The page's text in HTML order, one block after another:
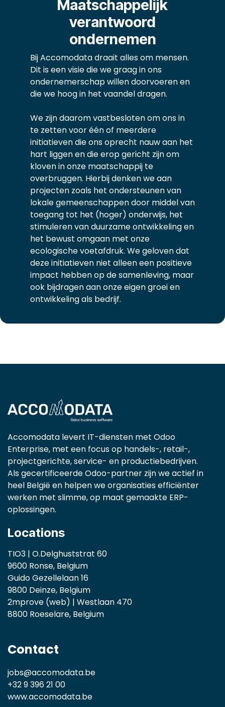
Maatschappelijk
verantwoord
ondernemen
Bij Accomodata draait alles om mensen.
Dit is een visie die we graag in ons
ondernemerschap willen doorvoeren en
die we hoog in het vaandel dragen.
We zijn daarom vastbesloten om ons in
te zetten voor één of meerdere
initiatieven die ons oprecht nauw aan het
hart liggen en die erop gericht zijn om
kloven in onze maatschappij te
overbruggen. Hierbij denken we aan
projecten zoals het ondersteunen van
lokale gemeenschappen door middel van
toegang tot het (hoger) onderwijs, het
stimuleren van duurzame ontwikkeling en
het bewust omgaan met onze
ecologische voetafdruk. We geloven dat
deze initiatieven niet alleen een positieve
impact hebben op de samenleving, maar
ook bijdragen aan onze eigen groei en
ontwikkeling als bedrijf. ​
Accomodata levert IT-diensten met Odoo
Enterprise, met een focus op handels-, retail-,
projectgerichte, service- en productiebedrijven.
Als gecertificeerde Odoo-partner zijn we actief in
heel België en helpen we organisaties efficiënter
werken met slimme, op maat gemaakte ERP-
oplossingen.
Locations
TIO3 | O.Delghuststrat 60
9600 Ronse, Belgium
Guido Gezellelaan 16
9800 Deinze, Belgium
2mprove (web) | Westlaan 470
8800 Roeselare, Belgium
Contact
jobs@accomodata.be
+32 9 396 21 00
www.accomodata.be